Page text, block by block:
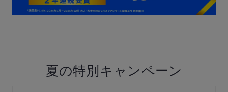
夏の特別キャンペーン